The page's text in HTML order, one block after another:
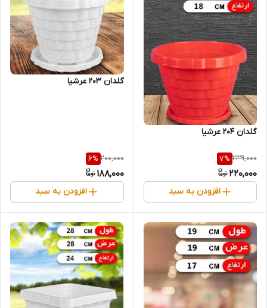
گلدان 204 عرشیا
239,000
7%
220,000
افزودن به سبد
گلدان 203 عرشیا
200,000
6%
188,000
افزودن به سبد